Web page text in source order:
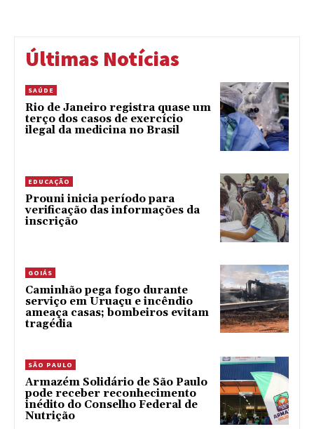
Últimas Notícias
SAÚDE
Rio de Janeiro registra quase um
terço dos casos de exercício
ilegal da medicina no Brasil
EDUCAÇÃO
Prouni inicia período para
verificação das informações da
inscrição
GOIÁS
Caminhão pega fogo durante
serviço em Uruaçu e incêndio
ameaça casas; bombeiros evitam
tragédia
SÃO PAULO
Armazém Solidário de São Paulo
pode receber reconhecimento
inédito do Conselho Federal de
Nutrição